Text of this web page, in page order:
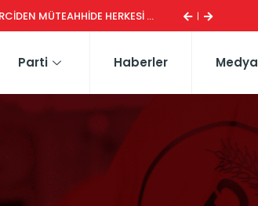
INCELEDI
Parti Haberler Medya